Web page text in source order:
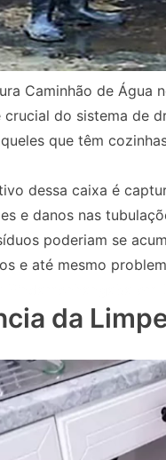
Caminhão de Água
do sistema de
que têm
dessa caixa é
e danos nas
poderiam se
e até mesmo
da